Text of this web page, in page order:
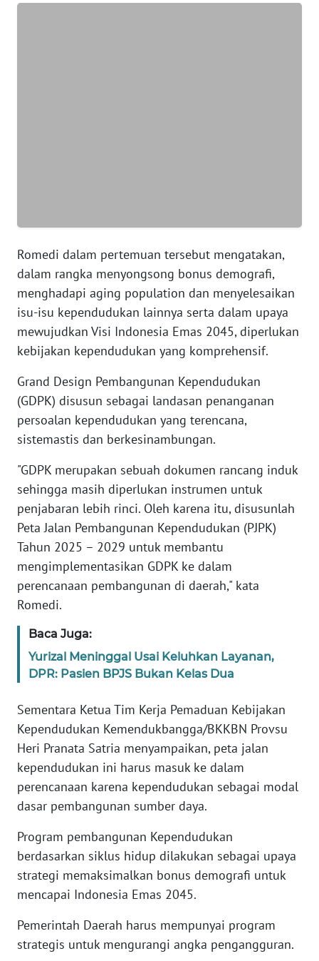
Romedi dalam pertemuan tersebut mengatakan,
dalam rangka menyongsong bonus demografi,
menghadapi aging population dan menyelesaikan
isu-isu kependudukan lainnya serta dalam upaya
mewujudkan Visi Indonesia Emas 2045, diperlukan
kebijakan kependudukan yang komprehensif.
Grand Design Pembangunan Kependudukan
(GDPK) disusun sebagai landasan penanganan
persoalan kependudukan yang terencana,
sistemastis dan berkesinambungan.
"GDPK merupakan sebuah dokumen rancang induk
sehingga masih diperlukan instrumen untuk
penjabaran lebih rinci. Oleh karena itu, disusunlah
Peta Jalan Pembangunan Kependudukan (PJPK)
Tahun 2025 – 2029 untuk membantu
mengimplementasikan GDPK ke dalam
perencanaan pembangunan di daerah," kata
Romedi.
Baca Juga:
Yurizal Meninggal Usai Keluhkan Layanan,
DPR: Pasien BPJS Bukan Kelas Dua
Sementara Ketua Tim Kerja Pemaduan Kebijakan
Kependudukan Kemendukbangga/BKKBN Provsu
Heri Pranata Satria menyampaikan, peta jalan
kependudukan ini harus masuk ke dalam
perencanaan karena kependudukan sebagai modal
dasar pembangunan sumber daya.
Program pembangunan Kependudukan
berdasarkan siklus hidup dilakukan sebagai upaya
strategi memaksimalkan bonus demografi untuk
mencapai Indonesia Emas 2045.
Pemerintah Daerah harus mempunyai program
strategis untuk mengurangi angka pengangguran.
WN
PAPUA
BARAT
WN
RIAU
SERAMBI
WN
JAMBI
WN
SULTRA
WN
NTB
WN
SULTENG
WN
SULBAR
BABEL
WN
SUMBAR
WN
SUMSEL
BENGKULU
WN
WN